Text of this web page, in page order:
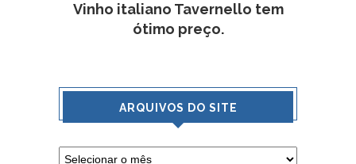
Vinho italiano Tavernello tem
ótimo preço.
ARQUIVOS DO SITE